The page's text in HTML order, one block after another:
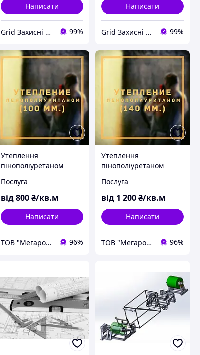
Написати
Grid Захисні металовироби 99%
Написати
Grid Захисні металовироби 99%
Утеплення
пінополіуретаном
Послуга
від 800 ₴/кв.м
Написати
ТОВ "Мегарост" 96%
Утеплення
пінополіуретаном
Послуга
від 1 200₴/кв.м
Написати
ТОВ "Мегарост" 96%